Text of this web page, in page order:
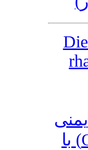
ماهی قزل آلای رنگین کمان (Oncorhynchus mykiss) با